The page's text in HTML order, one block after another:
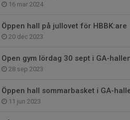
16 mar 2024
Öppen hall på jullovet för HBBK:are
20 dec 2023
Open gym lördag 30 sept i GA-
28 sep 2023
Öppen hall sommarbasket i GA-
11 jun 2023